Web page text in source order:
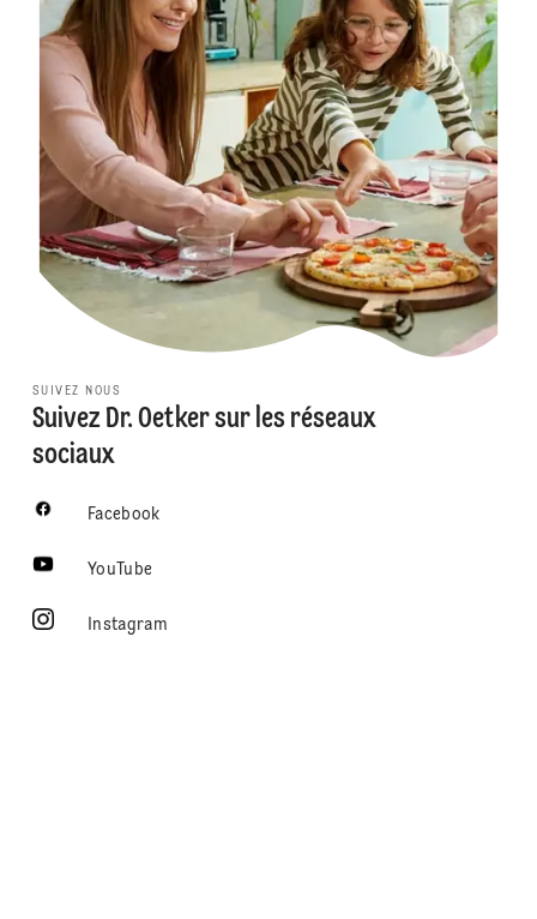
SUIVEZ NOUS
Suivez Dr. Oetker sur les réseaux
sociaux
Facebook
YouTube
Instagram